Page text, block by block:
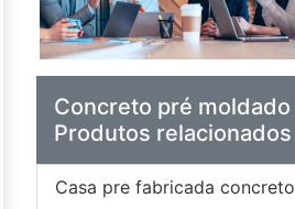
Concreto pré moldado
Produtos relacionados
Casa pre fabricada concreto